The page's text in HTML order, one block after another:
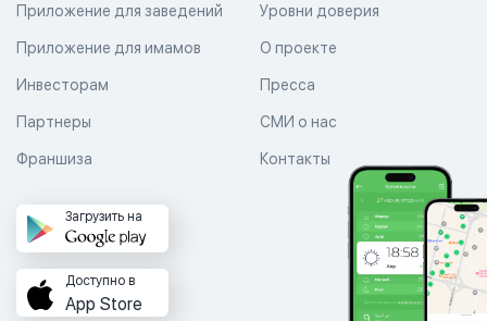
Уровни доверия
Приложение для заведений
Приложение для имамов О проекте
Пресса
СМИ о нас
Контакты
Инвесторам
Партнеры
Франшиза
Загрузить на
Доступно в
App Store